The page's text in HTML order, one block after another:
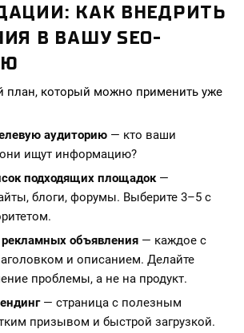
КАК ВНЕДРИТЬ
В ВАШУ SEO-
план, который можно применить уже
аудиторию — кто ваши
ищут информацию?
подходящих площадок—
блоги, форумы. Выберите 3–5 с
объявления — каждое с
и описанием. Делайте
проблемы, а не на продукт.
— страница с полезным
призывом и быстрой загрузкой.